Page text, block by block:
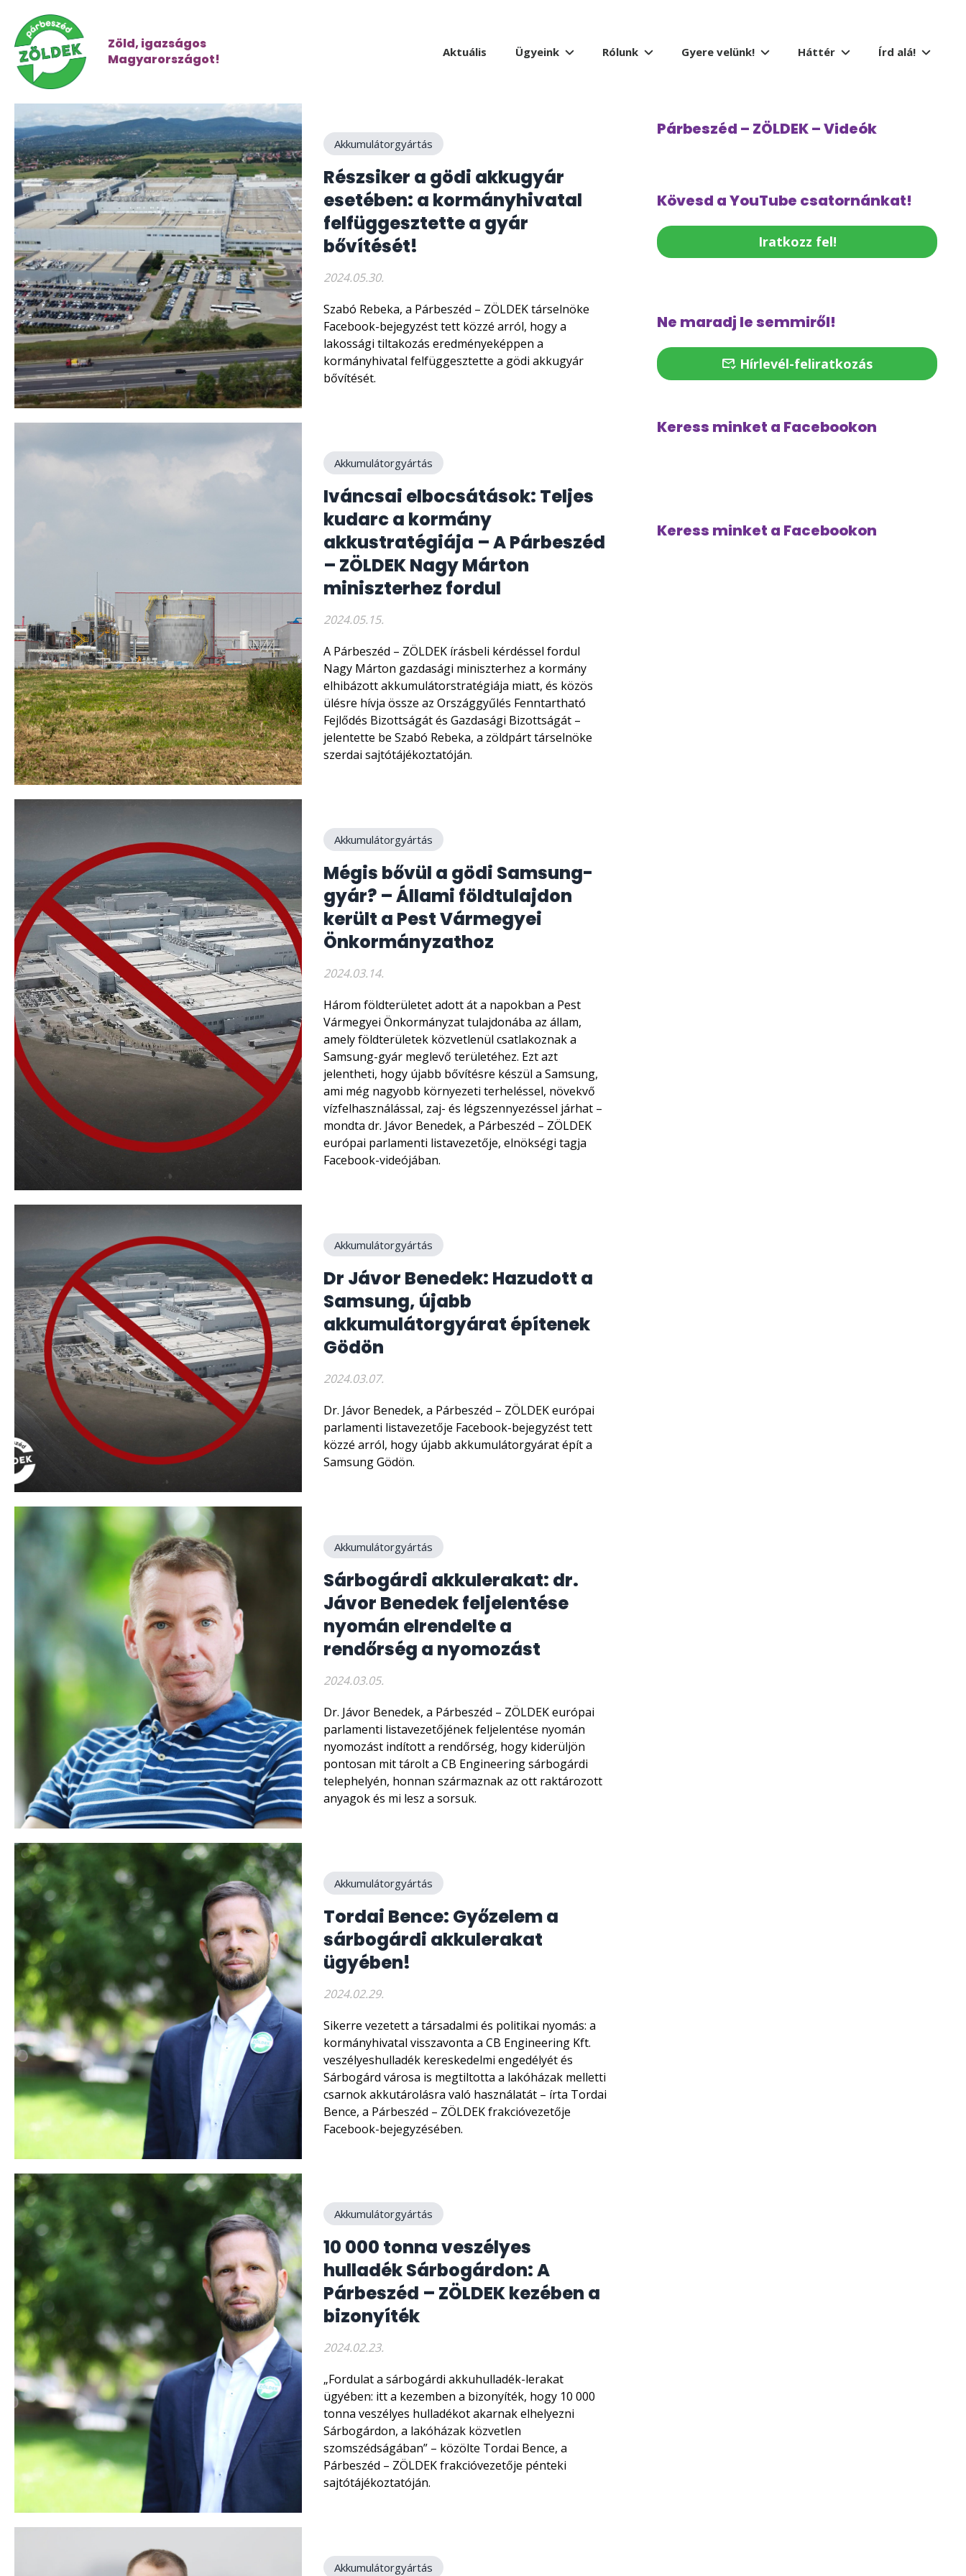
Zöld, igazságos
Magyarországot!
Aktuális Ügyeink Rólunk Gyere velünk! Háttér Írd alá!
Akkumulátorgyártás
Részsiker a gödi akkugyár
esetében: a kormányhivatal
felfüggesztette a gyár
bővítését!
2024.05.30.
Szabó Rebeka, a Párbeszéd – ZÖLDEK társelnöke
Facebook-bejegyzést tett közzé arról, hogy a
lakossági tiltakozás eredményeképpen a
kormányhivatal felfüggesztette a gödi akkugyár
bővítését.
Akkumulátorgyártás
Iváncsai elbocsátások: Teljes
kudarc a kormány
akkustratégiája – A Párbeszéd
– ZÖLDEK Nagy Márton
miniszterhez fordul
2024.05.15.
A Párbeszéd – ZÖLDEK írásbeli kérdéssel fordul
Nagy Márton gazdasági miniszterhez a kormány
elhibázott akkumulátorstratégiája miatt, és közös
ülésre hívja össze az Országgyűlés Fenntartható
Fejlődés Bizottságát és Gazdasági Bizottságát –
jelentette be Szabó Rebeka, a zöldpárt társelnöke
szerdai sajtótájékoztatóján.
Akkumulátorgyártás
Mégis bővül a gödi Samsung-
gyár? – Állami földtulajdon
került a Pest Vármegyei
Önkormányzathoz
2024.03.14.
Három földterületet adott át a napokban a Pest
Vármegyei Önkormányzat tulajdonába az állam,
amely földterületek közvetlenül csatlakoznak a
Samsung-gyár meglevő területéhez. Ezt azt
jelentheti, hogy újabb bővítésre készül a Samsung,
ami még nagyobb környezeti terheléssel, növekvő
vízfelhasználással, zaj- és légszennyezéssel járhat –
mondta dr. Jávor Benedek, a Párbeszéd – ZÖLDEK
európai parlamenti listavezetője, elnökségi tagja
Facebook-videójában.
Akkumulátorgyártás
Dr Jávor Benedek: Hazudott a
Samsung, újabb
akkumulátorgyárat építenek
Gödön
2024.03.07.
Dr. Jávor Benedek, a Párbeszéd – ZÖLDEK európai
parlamenti listavezetője Facebook-bejegyzést tett
közzé arról, hogy újabb akkumulátorgyárat épít a
Samsung Gödön.
Akkumulátorgyártás
Sárbogárdi akkulerakat: dr.
Jávor Benedek feljelentése
nyomán elrendelte a
rendőrség a nyomozást
2024.03.05.
Dr. Jávor Benedek, a Párbeszéd – ZÖLDEK európai
parlamenti listavezetőjének feljelentése nyomán
nyomozást indított a rendőrség, hogy kiderüljön
pontosan mit tárolt a CB Engineering sárbogárdi
telephelyén, honnan származnak az ott raktározott
anyagok és mi lesz a sorsuk.
Akkumulátorgyártás
Tordai Bence: Győzelem a
sárbogárdi akkulerakat
ügyében!
2024.02.29.
Sikerre vezetett a társadalmi és politikai nyomás: a
kormányhivatal visszavonta a CB Engineering Kft.
veszélyeshulladék kereskedelmi engedélyét és
Sárbogárd városa is megtiltotta a lakóházak melletti
csarnok akkutárolásra való használatát – írta Tordai
Bence, a Párbeszéd – ZÖLDEK frakcióvezetője
Facebook-bejegyzésében.
Akkumulátorgyártás
10 000 tonna veszélyes
hulladék Sárbogárdon: A
Párbeszéd – ZÖLDEK kezében a
bizonyíték
2024.02.23.
„Fordulat a sárbogárdi akkuhulladék-lerakat
ügyében: itt a kezemben a bizonyíték, hogy 10 000
tonna veszélyes hulladékot akarnak elhelyezni
Sárbogárdon, a lakóházak közvetlen
szomszédságában” – közölte Tordai Bence, a
Párbeszéd – ZÖLDEK frakcióvezetője pénteki
sajtótájékoztatóján.
Akkumulátorgyártás
Párbeszéd – ZÖLDEK – Videók
Kövesd a YouTube csatornánkat!
Iratkozz fel!
Ne maradj le semmiről!
Hírlevél-feliratkozás
Keress minket a Facebookon
Keress minket a Facebookon